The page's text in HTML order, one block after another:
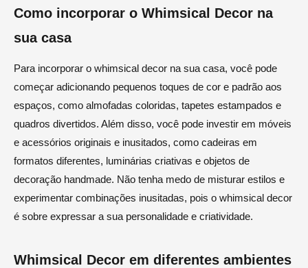
Como incorporar o Whimsical Decor na
sua casa
Para incorporar o whimsical decor na sua casa, você pode
começar adicionando pequenos toques de cor e padrão aos
espaços, como almofadas coloridas, tapetes estampados e
quadros divertidos. Além disso, você pode investir em móveis
e acessórios originais e inusitados, como cadeiras em
formatos diferentes, luminárias criativas e objetos de
decoração handmade. Não tenha medo de misturar estilos e
experimentar combinações inusitadas, pois o whimsical decor
é sobre expressar a sua personalidade e criatividade.
Whimsical Decor em diferentes ambientes